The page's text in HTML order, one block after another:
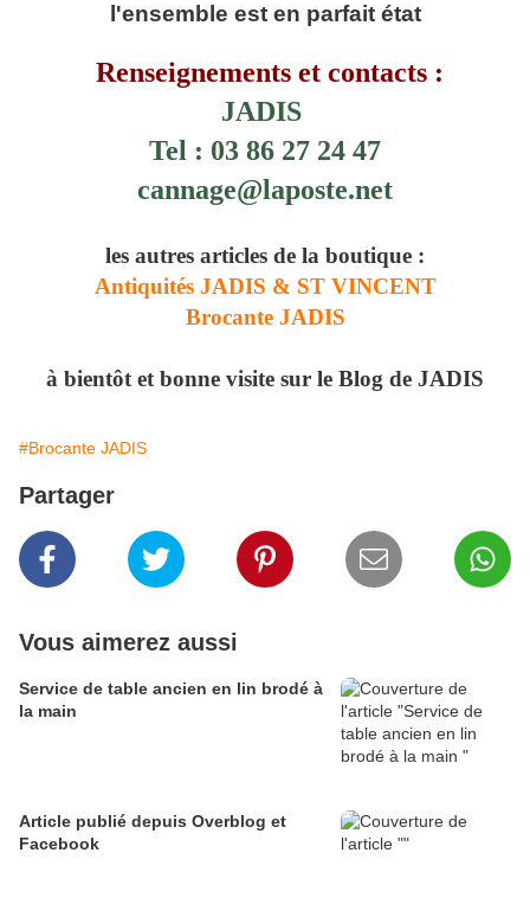
l'ensemble est en parfait état
Renseignements et contacts :
JADIS
Tel : 03 86 27 24 47
cannage@laposte.net
les autres articles de la boutique :
Antiquités JADIS & ST VINCENT
Brocante JADIS
à bientôt et bonne visite sur le Blog de JADIS
#Brocante JADIS
Partager
Vous aimerez aussi
Service de table ancien en lin brodé à
la main
Article publié depuis Overblog et
Facebook